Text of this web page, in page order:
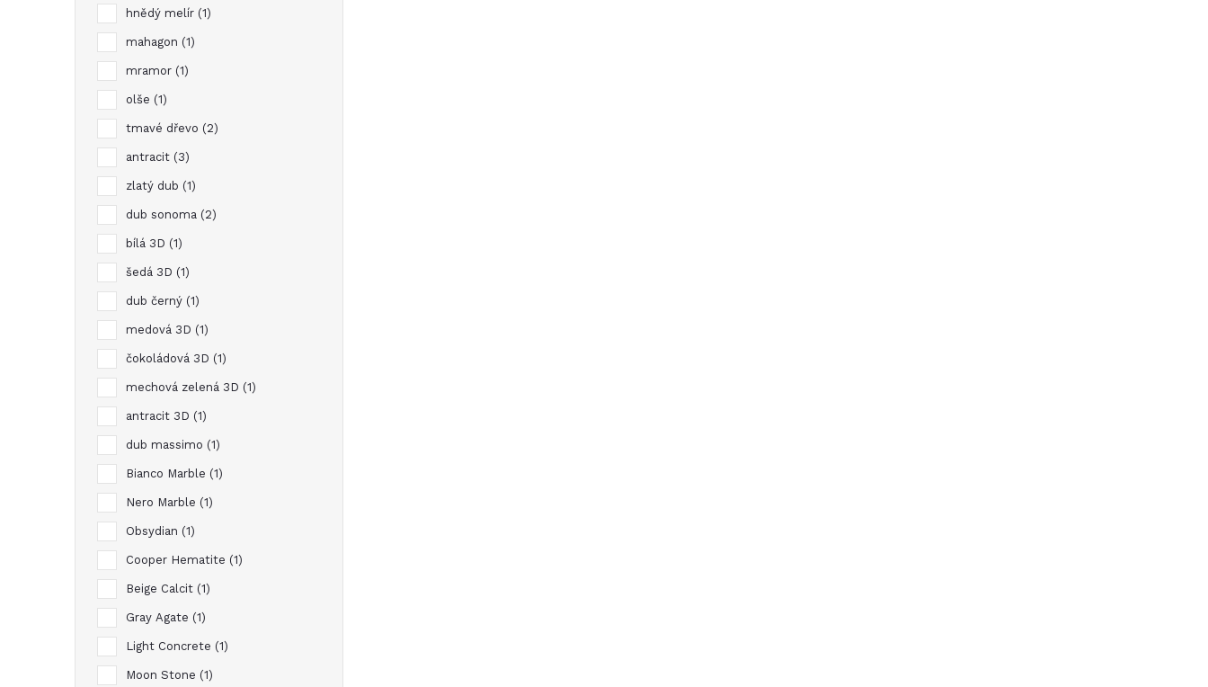
hnědý melír 1
mahagon 1
mramor 1
olše 1
tmavé dřevo 2
antracit 3
zlatý dub 1
dub sonoma 2
bílá 3D 1
šedá 3D 1
dub černý 1
medová 3D 1
čokoládová 3D 1
mechová zelená 3D 1
antracit 3D 1
dub massimo 1
Bianco Marble 1
Nero Marble 1
Obsydian 1
Cooper Hematite 1
Beige Calcit 1
Gray Agate 1
Light Concrete 1
Moon Stone 1